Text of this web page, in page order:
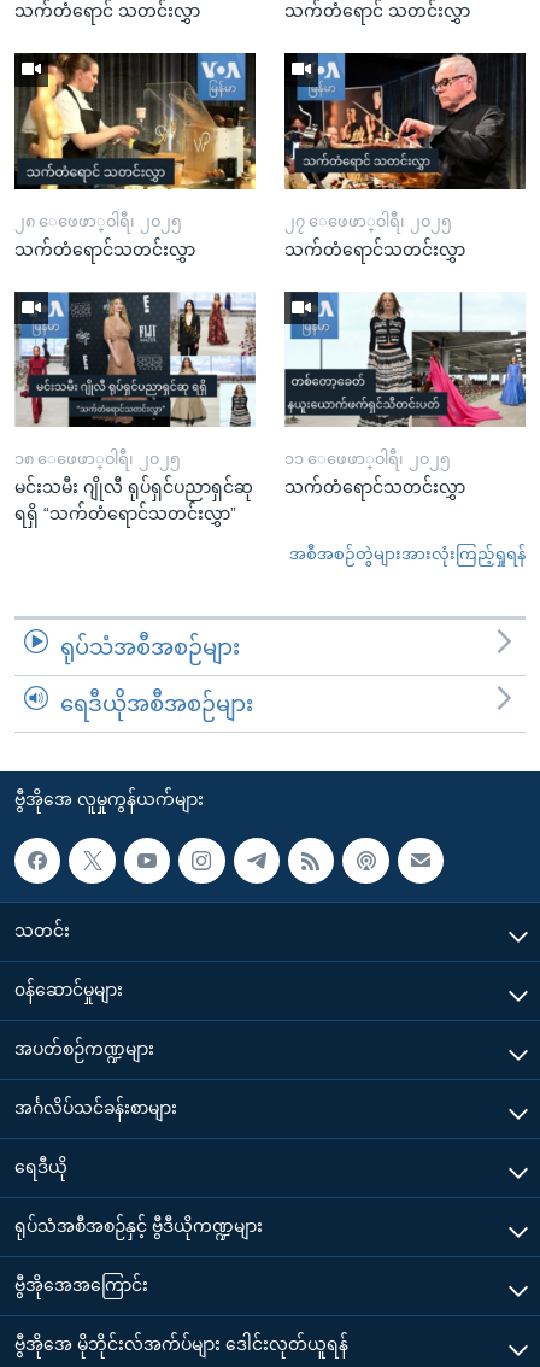
သက်တံရောင် သတင်းလွှာ သက်တံရောင် သတင်းလွှာ
၂၈ ေဖေဖာ္၀ါရီ၊ ၂၀၂၅
သက်တံရောင်သတင်းလွှာ
၂၇ ေဖေဖာ္၀ါရီ၊ ၂၀၂၅
သက်တံရောင်သတင်းလွှာ
၁၈ ေဖေဖာ္၀ါရီ၊ ၂၀၂၅
မင်းသမီး ဂျိုလီ ရုပ်ရှင်ပညာရှင်ဆု
ရရှိ “သက်တံရောင်သတင်းလွှာ”
၁၁ ေဖေဖာ္၀ါရီ၊ ၂၀၂၅
သက်တံရောင်သတင်းလွှာ
အစီအစဉ်တွဲများအားလုံးကြည့်ရှုရန်
ရုပ်သံအစီအစဉ်များ
ရေဒီယိုအစီအစဉ်များ
ဗွီအိုအေ လူမှုကွန်ယက်များ
သတင်း
၀န်ဆောင်မှုများ
အပတ်စဉ်ကဏ္ဍများ
အင်္ဂလိပ်သင်ခန်းစာများ
ရေဒီယို
ရုပ်သံအစီအစဉ်နှင့် ဗွီဒီယိုကဏ္ဍများ
ဗွီအိုအေအကြောင်း
ဗွီအိုအေ မိုဘိုင်းလ်အက်ပ်များ ဒေါင်းလုတ်ယူရန်